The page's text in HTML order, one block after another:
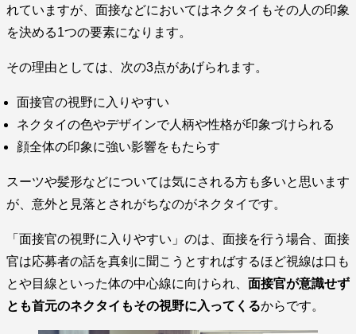
れていますが、面接などにおいてはネクタイもその人の印象
を決める1つの要素になります。
その理由としては、次の3点があげられます。
面接官の視野に入りやすい
ネクタイの色やデザインで人柄や性格が印象づけられる
顔全体の印象に強い影響をもたらす
スーツや髪形などについては気にされる方も多いと思います
が、意外と見落とされがちなのがネクタイです。
「面接官の視野に入りやすい」のは、面接を行う場合、面接
官は応募者の話を真剣に聞こうとすればするほど視線は口も
とや目線といった体の中心線に向けられ、 面接官が意識せず
とも首元のネクタイもその視野に入ってくるからです。